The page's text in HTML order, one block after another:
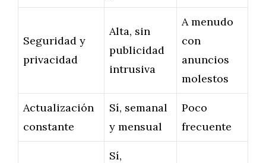
Seguridad y
privacidad
Alta, sin
publicidad
intrusiva
A menudo
con
anuncios
molestos
Actualización
constante
Sí, semanal
y mensual
Poco
frecuente
Sí,